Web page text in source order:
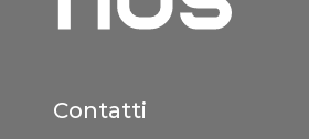
Contatti